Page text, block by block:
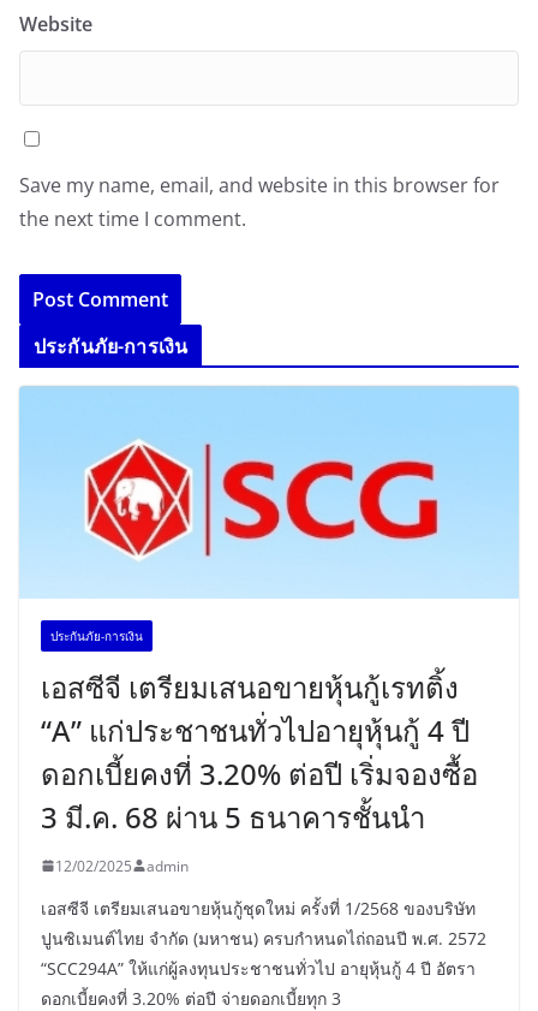
Website
Save my name, email, and website in this browser for
the next time I comment.
ประกันภัย-การเงิน
ประกันภัย-การเงิน
เอสซีจี เตรียมเสนอขายหุ้นกู้เรทติ้ง
“A” แก่ประชาชนทั่วไปอายุหุ้นกู้ 4 ปี
ดอกเบี้ยคงที่ 3.20% ต่อปี เริ่มจองซื้อ
3 มี.ค. 68 ผ่าน 5 ธนาคารชั้นนำ
12/02/2025 admin
เอสซีจี เตรียมเสนอขายหุ้นกู้ชุดใหม่ ครั้งที่ 1/2568 ของบริษัท
ปูนซิเมนต์ไทย จำกัด (มหาชน) ครบกำหนดไถ่ถอนปี พ.ศ. 2572
“SCC294A” ให้แก่ผู้ลงทุนประชาชนทั่วไป อายุหุ้นกู้ 4 ปี อัตรา
ดอกเบี้ยคงที่ 3.20% ต่อปี จ่ายดอกเบี้ยทุก 3